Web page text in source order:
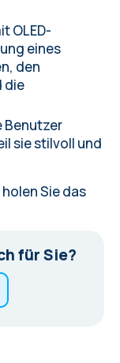
OLED-
eines
den
die
Benutzer
sie stilvoll und
Sie das
für Sie?